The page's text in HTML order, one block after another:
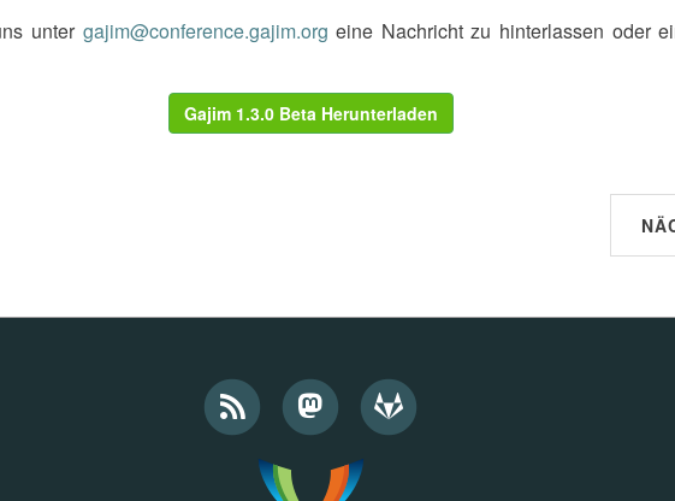
unter gajim@conference.gajim.org eine Nachricht zu hinterlassen oder
Gajim 1.3.0 Beta Herunterladen